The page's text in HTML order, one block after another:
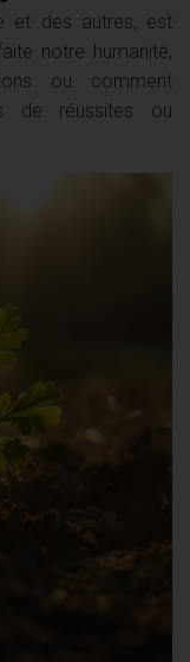
et des autres, est
notre humanité,
ou comment
de réussites ou